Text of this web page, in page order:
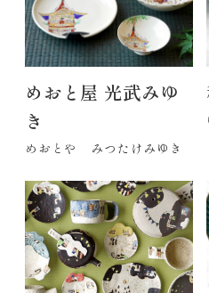
めおと屋 光武みゆ
き
めおとや みつたけみゆき